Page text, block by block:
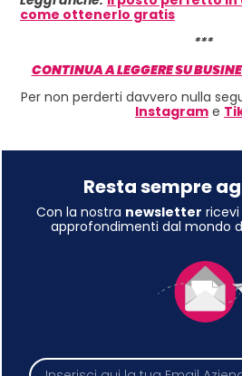
come ottenerlo gratis
***
CONTINUA A LEGGERE SU
Per non perderti davvero nulla
Instagram e
Resta sempre
Con la nostra newsletter
approfondimenti dal mondo